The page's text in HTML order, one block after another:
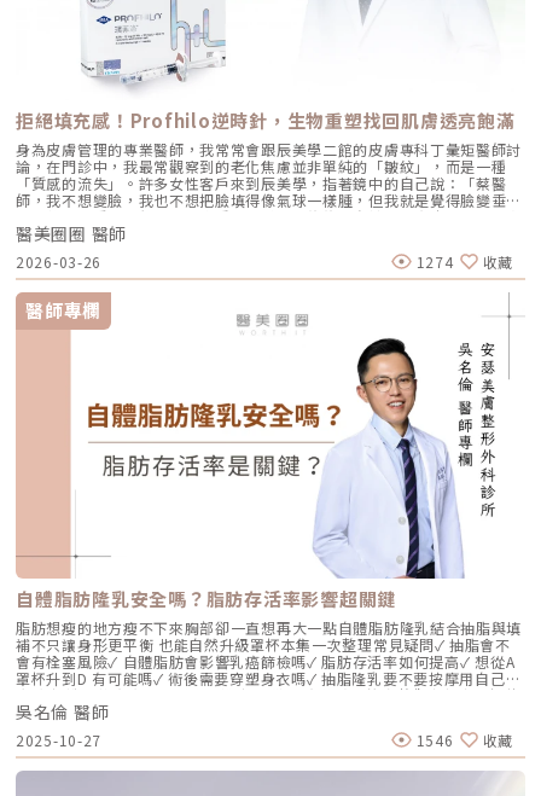
拒絕填充感！Profhilo逆時針，生物重塑找回肌膚透亮飽滿
身為皮膚管理的專業醫師，我常常會跟辰美學二館的皮膚專科丁彙矩醫師討
論，在門診中，我最常觀察到的老化焦慮並非單純的「皺紋」，而是一種
「質感的流失」。許多女性客戶來到辰美學，指著鏡中的自己說：「蔡醫
師，我不想變臉，我也不想把臉填得像氣球一樣腫，但我就是覺得臉變垂
了、乾了，看起來很累。」這種「累感」，往往來自於肌膚真皮層結構的崩
解。過去我們習慣用玻尿酸去「填補」凹陷，或是用電音波去「緊緻」皮
表，但在這兩者之間，其實存在著一個關鍵的空白區：生物重塑（Bio-
Remodeling）。這就是為什麼我對 Profhilo 逆時針（俗稱：璞菲洛）情
有獨鍾的原因。一、 重新定義抗老：為什麼妳需要的是「重塑」而非「填
充」？在深入了解 Profhilo逆時針 之前，我們必須先釐清肌膚老化的本
質。肌膚的年輕度由真皮層的三大支柱決定：水份、膠原蛋白
（Collagen）以及彈力蛋白（Elastin）。多數人對膠原蛋白耳熟能詳，它
就像建築物的「鋼筋水泥」，負責撐起皮膚的厚度與體積；然而，讓肌膚在
做表情後能迅速回彈、維持組織張力的關鍵，其實是彈力蛋白。彈力蛋白就
像支撐鋼筋的「橡皮筋」，不幸的是，人體在青春期過後，彈力蛋白的合成
速度就會大幅下降。當彈力蛋白流失，肌膚就會像失去彈性的鬆緊帶，出現
細紋、毛孔粗大、甚至是難以處理的「鬆弛型下垂」。傳統玻尿酸屬於「填
充型」，主要目的是增加體積（Volumizing），如果過度施打，容易造成
面部僵硬或「醫美臉」。而 Profhilo 逆時針的誕生，是為了從細胞底層進
行「修復與重塑」，讓皮膚自己找回年輕時的彈性。二、 Profhilo 逆時針
的科學核心：NAHYCO™ 專利技術Profhilo逆時針來自瑞士著名的 IBSA 製
藥集團。身為專業醫師，我非常看重產品的「純淨度」與「穩定性」。
Profhilo 之所以能在國際醫美界佔有一席之地，在於其革命性的
NAHYCO™ 專利熱融合技術。1. 醫學界的「純淨」突破：無化學交聯劑一
般玻尿酸為了維持在體內的時間，必須添加化學交聯劑（如 BDDE）。雖然
這在合法範圍內是安全的，但對於過敏體質或追求極致天然的客戶來說，仍
存在延遲性發炎的風險。Profhilo逆時針 透過精確的加熱與降溫製程，讓
高分子與低分子玻尿酸產生自然的氫鍵鍵結，完全不含 BDDE。這意味著它
具備極高的「生物相容性」，注射後能與人體組織完美融合。2. 高低分子玻
尿酸的「黃金比例」Profhilo 含有目前市面上極高濃度的玻尿酸
（64mg/2ml），它結合了： 高分子量玻尿酸（H-HA）：提供穩定的物理
支撐與深層鎖水，改善鬆弛。 低分子量玻尿酸（L-HA）：作為傳遞信號的
分子，直接活化真皮層內的纖維母細胞，誘導膠原蛋白與彈力蛋白新生。這
種「1+1 > 2」的協同作用，讓 Profhilo 在進入皮膚後，能像液態電波一
樣迅速擴散，全面性地改善膚質。三、 3 種細胞與 5 種蛋白：解開「液態
電波」的逆齡關鍵在辰美學的診間，我常跟客戶解釋，Profhilo 就像是為
肌膚施加了一種「啟動指令」。它不僅僅是補水，而是啟動了「3+5 逆齡機
制」： 活化 3 種關鍵細胞： 纖維母細胞：這是皮膚的「膠原工廠」。 角質
醫美圈圈 醫師
2026-03-26 1274 收藏
醫師專欄
自體脂肪隆乳安全嗎？脂肪存活率影響超關鍵
脂肪想瘦的地方瘦不下來胸部卻一直想再大一點自體脂肪隆乳結合抽脂與填
補不只讓身形更平衡 也能自然升級罩杯本集一次整理常見疑問✓ 抽脂會不
會有栓塞風險✓ 自體脂肪會影響乳癌篩檢嗎✓ 脂肪存活率如何提高✓ 想從A
罩杯升到D 有可能嗎✓ 術後需要穿塑身衣嗎✓ 抽脂隆乳要不要按摩用自己的
脂肪 打造柔軟真實的胸型適合誰 怎麼做 最有效將給妳完整觀念與安心評估
依據重點摘要：0:00 #她說他說0:40 #自體脂肪隆乳v.s.#假體隆乳 想要哪
一樣？1:02 關於手術安全性 #自體隆乳2:12 不同的抽脂方式 #脂肪存活率
會一樣嗎？3:16 關於抽脂安全 #脂肪栓塞問題 ？4:09 關於手術安全性 #矽
膠隆乳相關影片：• 罩杯升級前必看，自體脂肪豐胸解析！ EP20• 男生
女乳好尷尬，胸部困擾的隱藏原因你有嗎？ EP24• 抽就對了？抽脂局部雕
吳名倫 醫師
2025-10-27 1546 收藏